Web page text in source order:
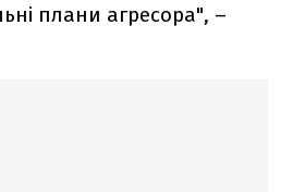
плани агресора", –